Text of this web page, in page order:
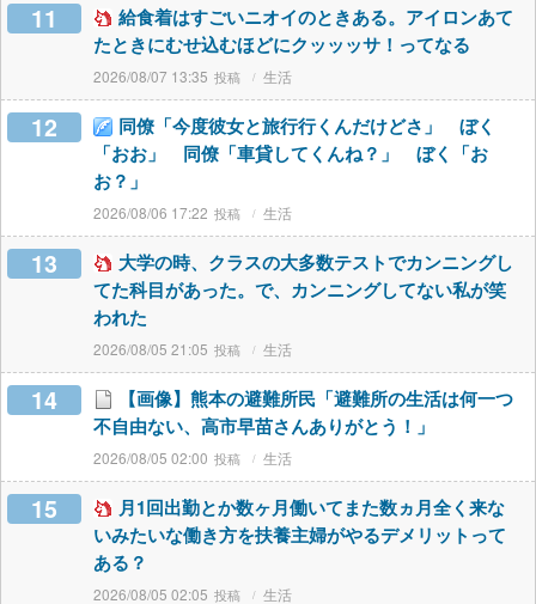
11
給食着はすごいニオイのときある。アイロンあて
たときにむせ込むほどにクッッッサ！ってなる
2026/08/07 13:35 生活
12
同僚「今度彼女と旅行行くんだけどさ」 ぼく
「おお」 同僚「車貸してくんね？」 ぼく「お
お？」
2026/08/06 17:22 生活
13
大学の時、クラスの大多数テストでカンニングし
てた科目があった。で、カンニングしてない私が笑
われた
2026/08/05 21:05 生活
14
【画像】熊本の避難所民「避難所の生活は何一つ
不自由ない、高市早苗さんありがとう！」
2026/08/05 02:00 生活
15
月1回出勤とか数ヶ月働いてまた数ヵ月全く来な
いみたいな働き方を扶養主婦がやるデメリットって
ある？
2026/08/05 02:05 生活